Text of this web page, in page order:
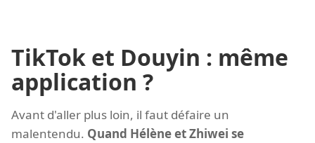
TikTok et Douyin : même
application ?
Avant d'aller plus loin, il faut défaire un
malentendu. Quand Hélène et Zhiwei se